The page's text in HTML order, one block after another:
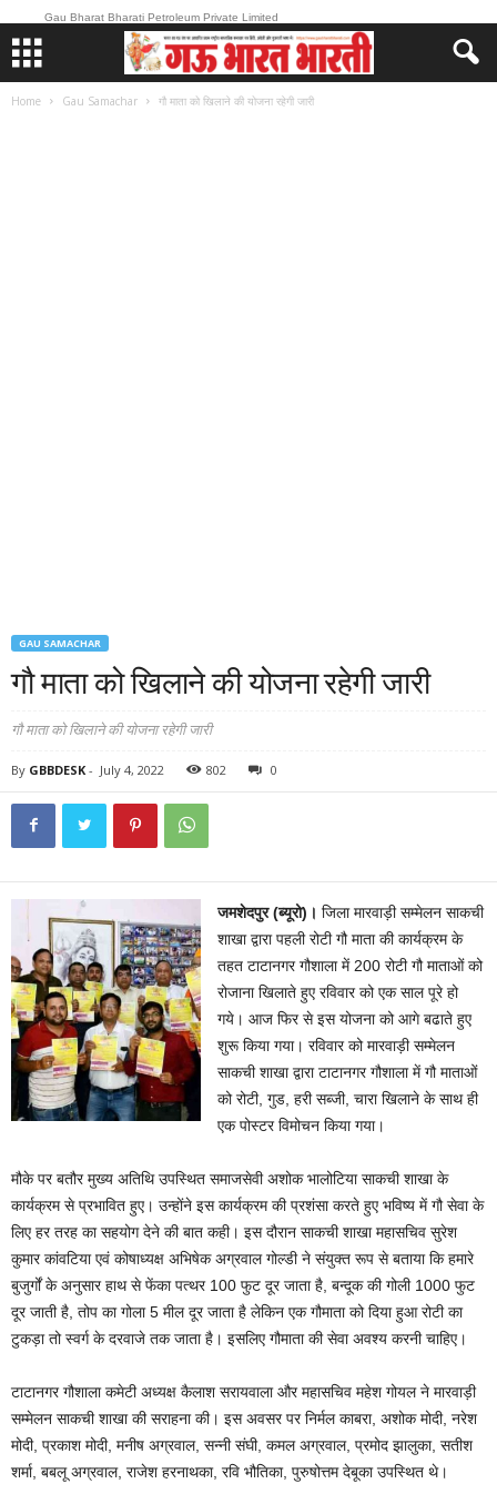
Gau Bharat Bharati Petroleum Private Limited
Home Gau Samachar गौ माता को खिलाने की योजना रहेगी जारी
GAU SAMACHAR
गौ माता को खिलाने की योजना रहेगी जारी
गौ माता को खिलाने की योजना रहेगी जारी
By GBBDESK - July 4, 2022 802 0
जमशेदपुर (ब्यूरो)। जिला मारवाड़ी सम्मेलन साकची
शाखा द्वारा पहली रोटी गौ माता की कार्यक्रम के
तहत टाटानगर गौशाला में 200 रोटी गौ माताओं को
रोजाना खिलाते हुए रविवार को एक साल पूरे हो
गये। आज फिर से इस योजना को आगे बढाते हुए
शुरू किया गया। रविवार को मारवाड़ी सम्मेलन
साकची शाखा द्वारा टाटानगर गौशाला में गौ माताओं
को रोटी, गुड, हरी सब्जी, चारा खिलाने के साथ ही
एक पोस्टर विमोचन किया गया।
मौके पर बतौर मुख्य अतिथि उपस्थित समाजसेवी अशोक भालोटिया साकची शाखा के
कार्यक्रम से प्रभावित हुए। उन्होंने इस कार्यक्रम की प्रशंसा करते हुए भविष्य में गौ सेवा के
लिए हर तरह का सहयोग देने की बात कही। इस दौरान साकची शाखा महासचिव सुरेश
कुमार कांवटिया एवं कोषाध्यक्ष अभिषेक अग्रवाल गोल्डी ने संयुक्त रूप से बताया कि हमारे
बुजुर्गों के अनुसार हाथ से फेंका पत्थर 100 फुट दूर जाता है, बन्दूक की गोली 1000 फुट
दूर जाती है, तोप का गोला 5 मील दूर जाता है लेकिन एक गौमाता को दिया हुआ रोटी का
टुकड़ा तो स्वर्ग के दरवाजे तक जाता है। इसलिए गौमाता की सेवा अवश्य करनी चाहिए।
टाटानगर गौशाला कमेटी अध्यक्ष कैलाश सरायवाला और महासचिव महेश गोयल ने मारवाड़ी
सम्मेलन साकची शाखा की सराहना की। इस अवसर पर निर्मल काबरा, अशोक मोदी, नरेश
मोदी, प्रकाश मोदी, मनीष अग्रवाल, सन्नी संघी, कमल अग्रवाल, प्रमोद झालुका, सतीश
शर्मा, बबलू अग्रवाल, राजेश हरनाथका, रवि भौतिका, पुरुषोत्तम देबूका उपस्थित थे।